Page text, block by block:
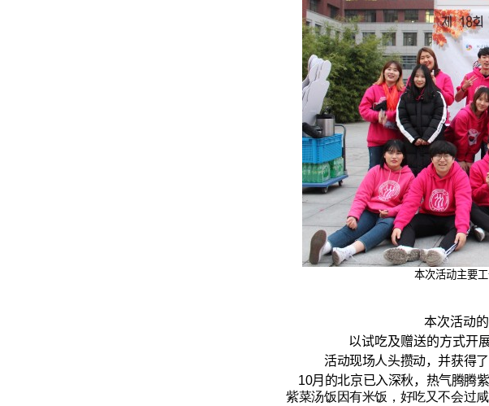
本次活动主要
本次活动
以试吃及赠送的方式开
活动现场人头攒动，并获得
10月的北京已入深秋，热气腾腾
紫菜汤饭因有米饭 ，好吃又不会过